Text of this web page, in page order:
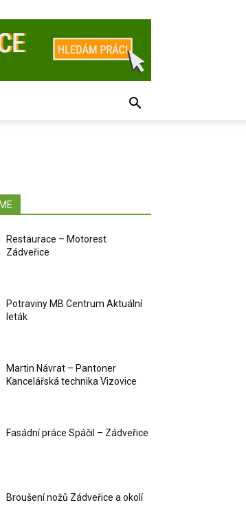
Restaurace – Motorest
Zádveřice
Potraviny MB Centrum Aktuální
leták
Martin Návrat – Pantoner
Kancelářská technika Vizovice
Fasádní práce Spáčil – Zádveřice
Broušení nožů Zádveřice a okolí